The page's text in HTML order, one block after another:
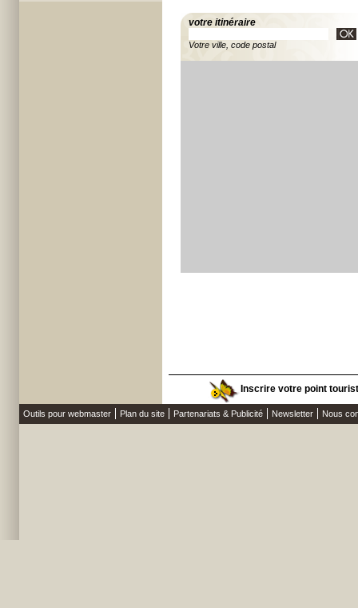
votre itinéraire
Votre ville, code postal
Inscrire votre point
Outils pour webmaster Plan du site Partenariats & Publicité Newsletter Nous